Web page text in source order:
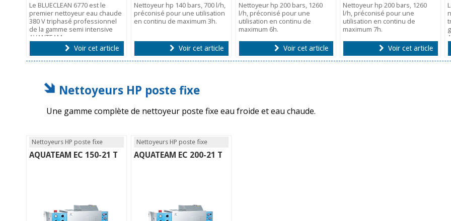
Le BLUECLEAN 6770 est le
premier nettoyeur eau chaude
380 V triphasé professionnel
de la gamme semi intensive
AVANTEAM.
Voir cet article
Nettoyeur hp 140 bars, 700 l/h,
préconisé pour une utilisation
en continu de maximum 3h.
Voir cet article
Nettoyeur hp 200 bars, 1260
l/h, préconisé pour une
utilisation en continu de
maximum 6h.
Voir cet article
Nettoyeur hp 200 bars, 1260
l/h, préconisé pour une
utilisation en continu de
maximum 7h.
Voir cet article
Nettoyeurs HP poste fixe
Une gamme complète de nettoyeur poste fixe eau froide et eau chaude.
Nettoyeurs HP poste fixe
AQUATEAM EC 150-21 T
Nettoyeurs HP poste fixe
AQUATEAM EC 200-21 T